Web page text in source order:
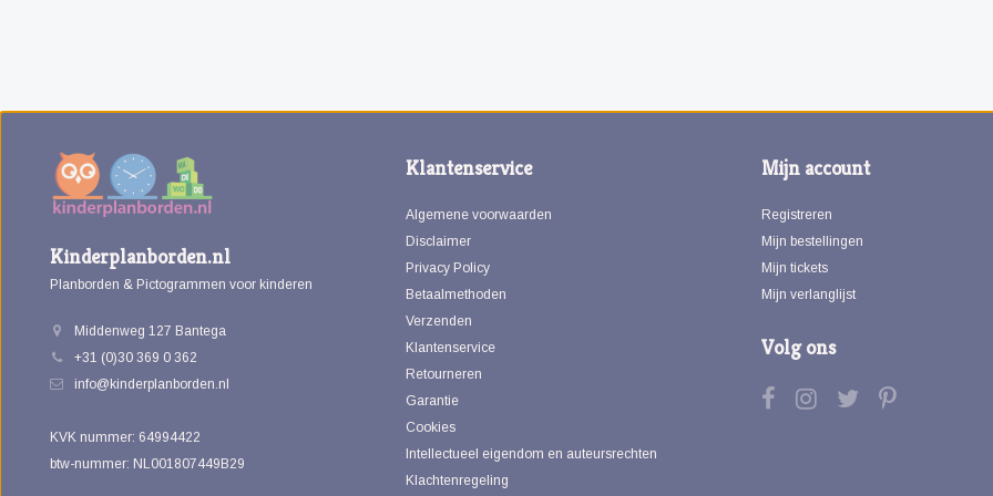
Kinderplanborden.nl
Planborden & Pictogrammen voor kinderen
Middenweg 127 Bantega
+31 (0)30 369 0 362
info@kinderplanborden.nl
KVK nummer: 64994422
btw-nummer: NL001807449B29
Klantenservice
Algemene voorwaarden
Disclaimer
Privacy Policy
Betaalmethoden
Verzenden
Klantenservice
Retourneren
Garantie
Cookies
Intellectueel eigendom en auteursrechten
Klachtenregeling
Mijn account
Registreren
Mijn bestellingen
Mijn tickets
Mijn verlanglijst
Volg ons